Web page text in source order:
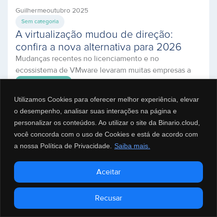
Utilizamos Cookies para oferecer melhor experiência, elevar
o desempenho, analisar suas interações na página e
personalizar os conteúdos. Ao utilizar o site da Binario.cloud,
você concorda com o uso de Cookies e está de acordo com
a nossa Política de Privacidade.
Saiba mais.
Recusar
Aceitar
Guilhermeoutubro 2025
Sem categoria
A virtualização mudou de direção:
confira a nova alternativa para 2026
Mudanças recentes no licenciamento e no
ecossistema de VMware levaram muitas empresas a
revisitar sua estratégia de virtualização e nuvem. Se
próximo e controle de custos, o BCOS (Binario Cloud
Operating System) reúne os recursos essenciais para
rodar workloads críticos — com atendimento 24/7, data
3 min